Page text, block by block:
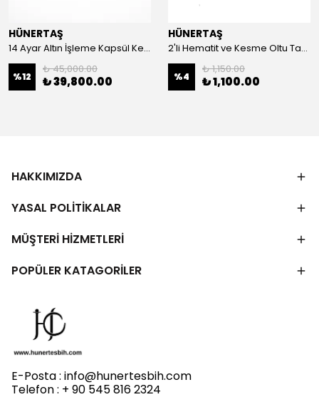
HÜNERTAŞ
14 Ayar Altın İşleme Kapsül Kesim Oltu Taşı Tespih
%12
₺ 45,000.00
₺ 39,800.00
HÜNERTAŞ
2'li Hematit ve Kesme Oltu Taşı Bileklik
%4
₺ 1,150.00
₺ 1,100.00
HAKKIMIZDA
YASAL POLİTİKALAR
MÜŞTERİ HİZMETLERİ
POPÜLER KATAGORİLER
E-Posta : info@hunertesbih.com
Telefon : + 90 545 816 2324